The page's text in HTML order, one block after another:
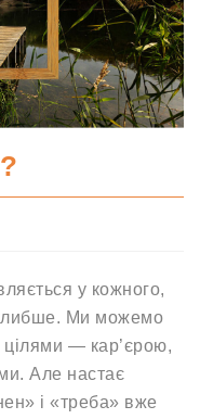
у кожного,
Ми можемо
цілями — кар’єрою,
Але настає
і «треба» вже